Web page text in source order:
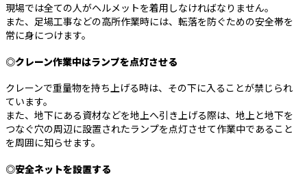
現場では全ての人がヘルメットを着用しなければなりません。
また、足場工事などの高所作業時には、転落を防ぐための安全帯を
常に身につけます。
◎クレーン作業中はランプを点灯させる
クレーンで重量物を持ち上げる時は、その下に入ることが禁じられ
ています。
また、地下にある資材などを地上へ引き上げる際は、地上と地下を
つなぐ穴の周辺に設置されたランプを点灯させて作業中であること
を周囲に知らせます。
◎安全ネットを設置する